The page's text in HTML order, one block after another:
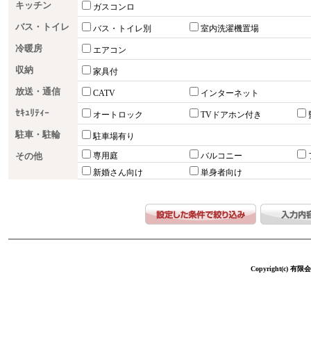
キッチン ガスコンロ
バス・トイレ バス・トイレ別 室内洗濯機置場
冷暖房 エアコン
収納 家具付
放送・通信 CATV インターネット
ｾｷｭﾘﾃｨｰ オートロック TVドアホン付き
駐車・駐輪 駐車場有り
その他 専用庭 バルコニー
新婚さん向け
単身者向け
Copyright(c) 有限